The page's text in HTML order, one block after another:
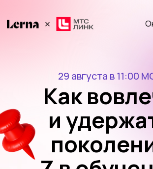
Как вовлечь
и удержать
поколение
Z в обучении
Мифы, ошибки и кейсы — разберём, как
перезапустить обучение молодых
сотрудников в 2025 году